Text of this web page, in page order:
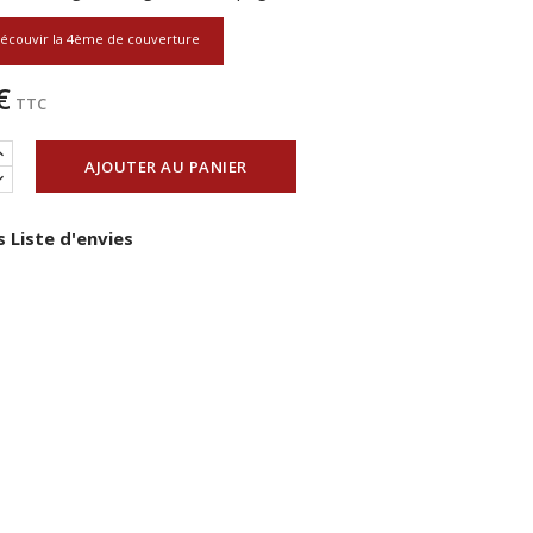
la 4ème de couverture
TTC
AJOUTER AU PANIER
Liste d'envies